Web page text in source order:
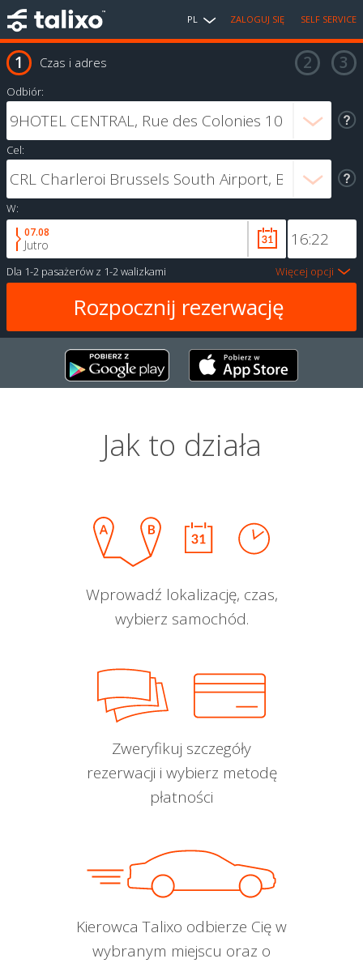
PL ZALOGUJ SIĘ SELF SERVICE
Czas i adres
Odbiór:
Cel:
W:
07.08
Jutro
Dla 1-2 pasażerów z 1-2 walizkami Więcej opcji
Jak to działa
Wprowadź lokalizację, czas,
wybierz samochód.
Zweryfikuj szczegóły
rezerwacji i wybierz metodę
płatności
Kierowca Talixo odbierze Cię w
wybranym miejscu oraz o